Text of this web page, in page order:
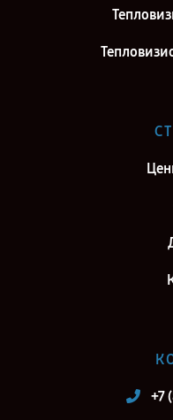
Ремонт
Ремонт
Ремонт
25S3
+7